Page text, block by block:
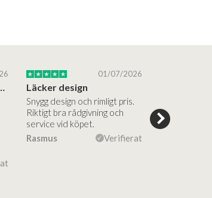
produkter
01/07/2026
Läcker design
Snygg design och rimligt pris.
Riktigt bra rådgivning och
service vid köpet.
Rasmus
Verifierat
hjälpsamma
vägledning